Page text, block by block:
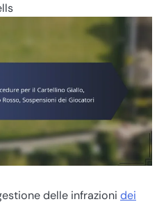
delle infrazioni dei